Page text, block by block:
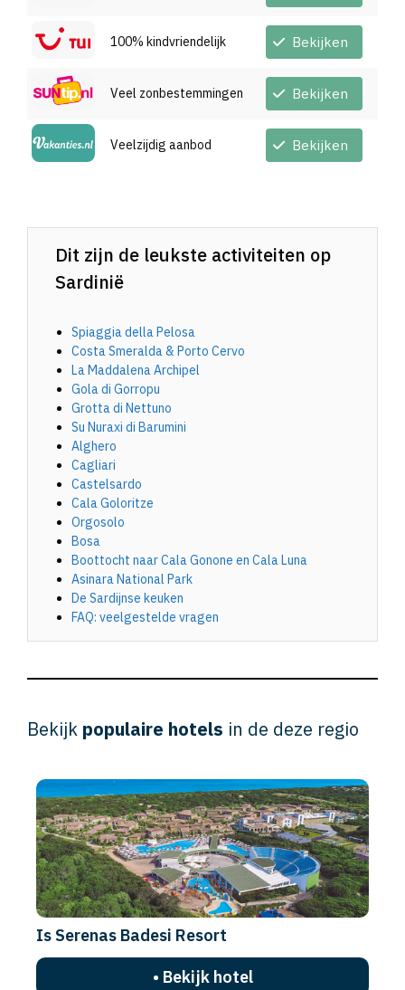
100% kindvriendelijk Bekijken
Veel zonbestemmingen Bekijken
Veelzijdig aanbod Bekijken
Dit zijn de leukste activiteiten op
Sardinië
Spiaggia della Pelosa
Costa Smeralda & Porto Cervo
La Maddalena Archipel
Gola di Gorropu
Grotta di Nettuno
Su Nuraxi di Barumini
Alghero
Cagliari
Castelsardo
Cala Goloritze
Orgosolo
Bosa
Boottocht naar Cala Gonone en Cala Luna
Asinara National Park
De Sardijnse keuken
FAQ: veelgestelde vragen
Bekijk populaire hotels in de deze regio
Is Serenas Badesi Resort
• Bekijk hotel